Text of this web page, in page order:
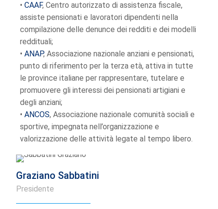
• CAAF, Centro autorizzato di assistenza fiscale,
assiste pensionati e lavoratori dipendenti nella
compilazione delle denunce dei redditi e dei modelli
reddituali;
• ANAP, Associazione nazionale anziani e pensionati,
punto di riferimento per la terza età, attiva in tutte
le province italiane per rappresentare, tutelare e
promuovere gli interessi dei pensionati artigiani e
degli anziani;
• ANCOS, Associazione nazionale comunità sociali e
sportive, impegnata nell’organizzazione e
valorizzazione delle attività legate al tempo libero.
Graziano Sabbatini
Presidente